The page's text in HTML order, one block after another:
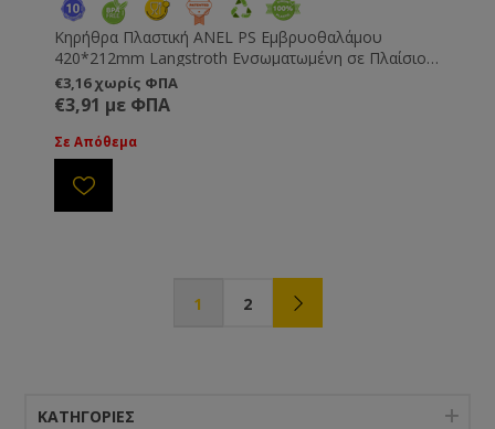
Κηρήθρα Πλαστική ANEL PS Εμβρυοθαλάμου
420*212mm Langstroth Ενσωματωμένη σε Πλαίσιο
Ξύλινο Κερωμένη
€3,16 χωρίς ΦΠΑ
€3,91 με ΦΠΑ
Σε Απόθεμα
1 2
ΚΑΤΗΓΟΡΊΕΣ